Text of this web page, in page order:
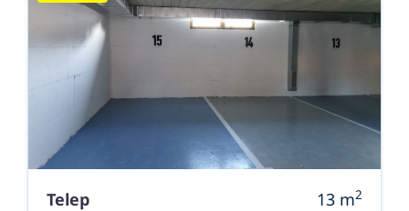
Telep 13 m2